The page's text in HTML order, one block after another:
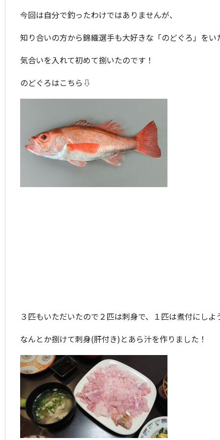
今回は自分で釣ったわけではありませんが、
知り合いの方から錦織選手も大好きな「のどぐろ」をい
気合いを入れて初めて捌いたのです！
のどぐろはこちら⇩
３匹もいただいたので２匹は刺身で、１匹は煮付にしよ
なんとか捌けて刺身(肝付き)とあら汁を作りました！